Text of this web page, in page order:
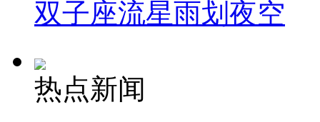
双子座流星雨划夜空
热点新闻